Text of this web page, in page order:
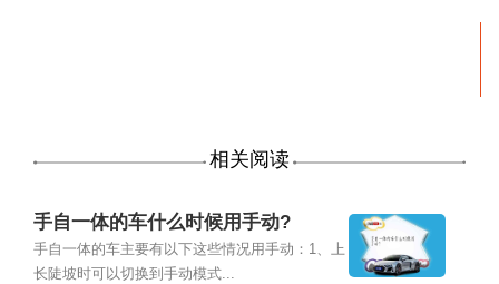
相关阅读
手自一体的车什么时候用手动?
手自一体的车主要有以下这些情况用手动：1、上
长陡坡时可以切换到手动模式...